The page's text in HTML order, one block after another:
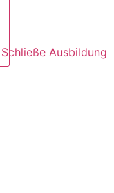
Schließe Ausbildung